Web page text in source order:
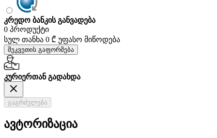
კრედო ბანკის განვადება
0 პროდუქტი
სულ თანხა 0 ₾ უფასო მიწოდება
შეკვეთის გაფორმება
კურიერთან გადახდა
გაგრძელება
ავტორიზაცია